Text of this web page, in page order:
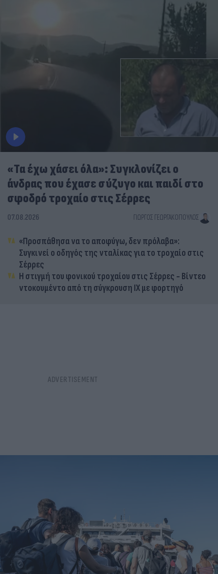
«Τα έχω χάσει όλα»: Συγκλονίζει ο
άνδρας που έχασε σύζυγο και παιδί στο
σφοδρό τροχαίο στις Σέρρες
07.08.2026 ΓΙΏΡΓΟΣ ΓΕΩΡΓΑΚΌΠΟΥΛΟΣ
«Προσπάθησα να το αποφύγω, δεν πρόλαβα»:
Συγκινεί ο οδηγός της νταλίκας για το τροχαίο στις
Σέρρες
Η στιγμή του φονικού τροχαίου στις Σέρρες - Βίντεο
ντοκουμέντο από τη σύγκρουση ΙΧ με φορτηγό